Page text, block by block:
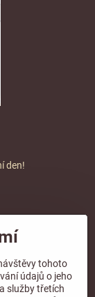
den!
tohoto
údajů o jeho
služby třetích